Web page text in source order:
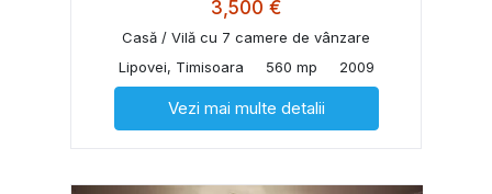
3,500 €
Casă / Vilă cu 7 camere de vânzare
Lipovei, Timisoara
560 mp 2009
Vezi mai multe detalii